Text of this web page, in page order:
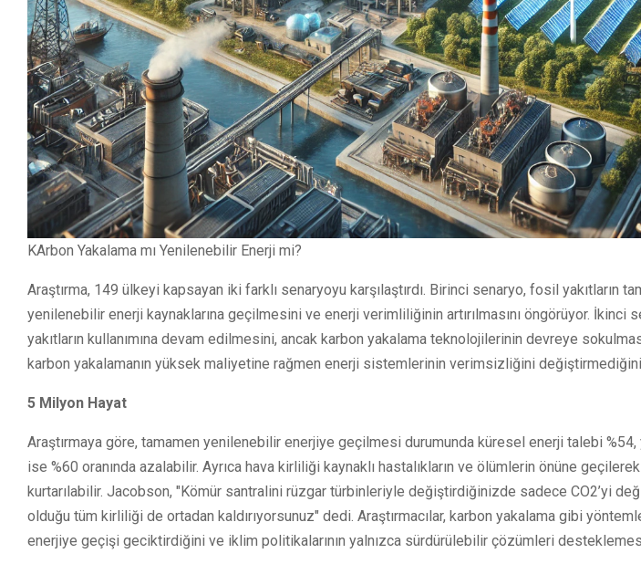
KArbon Yakalama mı Yenilenebilir Enerji mi?
Araştırma, 149 ülkeyi kapsayan iki farklı senaryoyu karşılaştırdı. Birinci senaryo, fosil yakıtların
yenilenebilir enerji kaynaklarına geçilmesini ve enerji verimliliğinin artırılmasını öngörüyor. İkinci
yakıtların kullanımına devam edilmesini, ancak karbon yakalama teknolojilerinin devreye
karbon yakalamanın yüksek maliyetine rağmen enerji sistemlerinin verimsizliğini
5 Milyon Hayat
Araştırmaya göre, tamamen yenilenebilir enerjiye geçilmesi durumunda küresel enerji talebi %54,
ise %60 oranında azalabilir. Ayrıca hava kirliliği kaynaklı hastalıkların ve ölümlerin önüne
kurtarılabilir. Jacobson, "Kömür santralini rüzgar türbinleriyle değiştirdiğinizde sadece CO2’yi
olduğu tüm kirliliği de ortadan kaldırıyorsunuz" dedi. Araştırmacılar, karbon yakalama gibi
enerjiye geçişi geciktirdiğini ve iklim politikalarının yalnızca sürdürülebilir çözümleri